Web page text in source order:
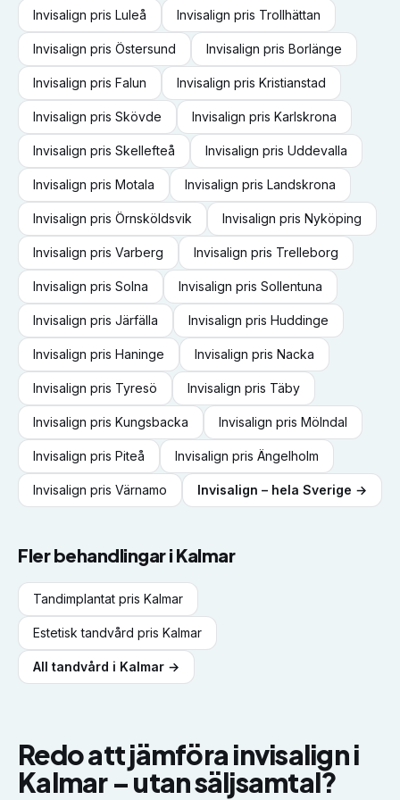
Invisalign pris Luleå Invisalign pris Trollhättan
Invisalign pris Östersund Invisalign pris Borlänge
Invisalign pris Falun Invisalign pris Kristianstad
Invisalign pris Skövde Invisalign pris Karlskrona
Invisalign pris Skellefteå Invisalign pris Uddevalla
Invisalign pris Motala Invisalign pris Landskrona
Invisalign pris Örnsköldsvik Invisalign pris Nyköping
Invisalign pris Varberg Invisalign pris Trelleborg
Invisalign pris Solna Invisalign pris Sollentuna
Invisalign pris Järfälla Invisalign pris Huddinge
Invisalign pris Haninge Invisalign pris Nacka
Invisalign pris Tyresö Invisalign pris Täby
Invisalign pris Kungsbacka Invisalign pris Mölndal
Invisalign pris Piteå Invisalign pris Ängelholm
Invisalign pris Värnamo Invisalign – hela Sverige →
Fler behandlingar i Kalmar
Tandimplantat pris Kalmar
Estetisk tandvård pris Kalmar
All tandvård i Kalmar →
Redo att jämförainvisaligni
Kalmar–utan säljsamtal?